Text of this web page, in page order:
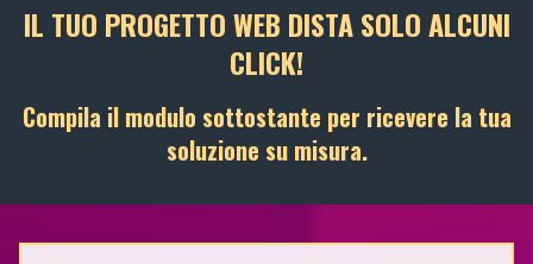
IL TUO PROGETTO WEB DISTA SOLO ALCUNI
CLICK!
Compila il modulo sottostante per ricevere la tua
soluzione su misura.